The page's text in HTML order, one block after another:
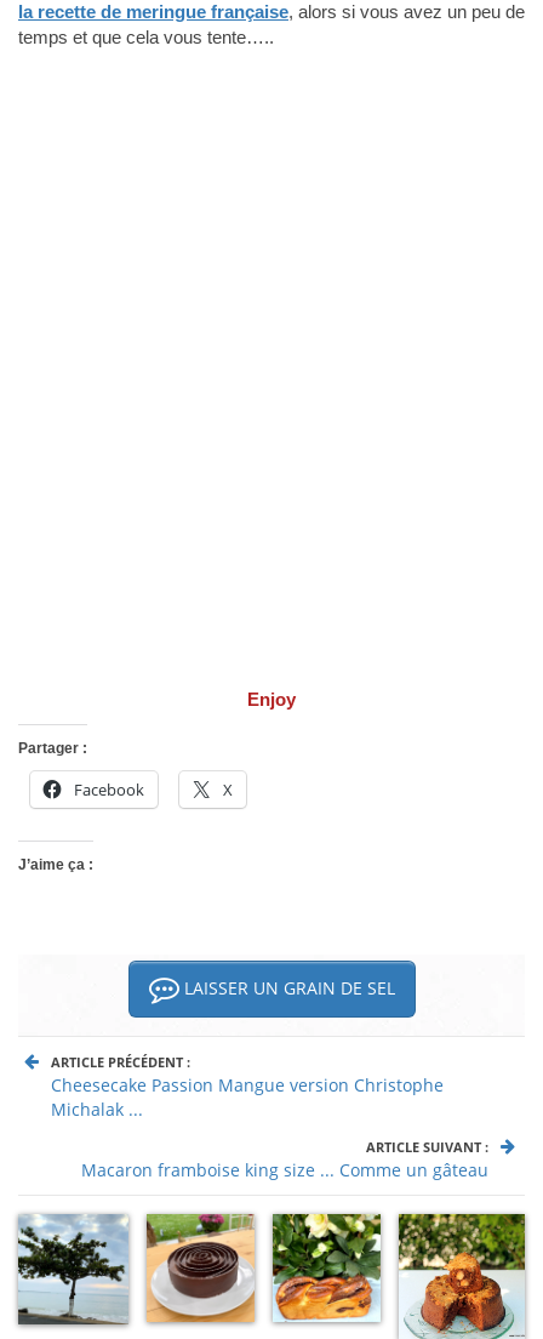
la recette de meringue française, alors si vous avez un peu de
temps et que cela vous tente…..
Enjoy
Partager :
Facebook X
J’aime ça :
LAISSER UN GRAIN DE SEL
ARTICLE PRÉCÉDENT :
Cheesecake Passion Mangue version Christophe
Michalak ...
ARTICLE SUIVANT :
Macaron framboise king size ... Comme un gâteau